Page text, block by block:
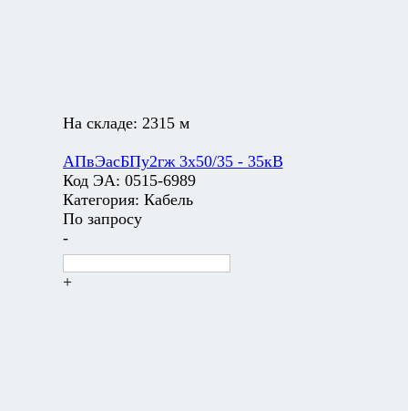
На складе: 2315 м
АПвЭасБПу2гж 3х50/35 - 35кВ
Код ЭА: 0515-6989
Категория: Кабель
По запросу
-
+